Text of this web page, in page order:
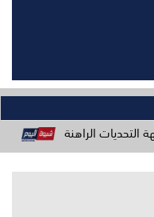
عاجل الخنبشي